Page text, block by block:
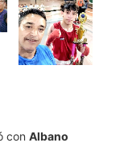
con Albano